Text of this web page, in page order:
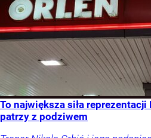
To największa siła
patrzy z podziwem